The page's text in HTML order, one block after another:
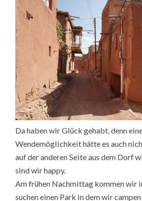
Da haben wir Glück gehabt, denn
Wendemöglichkeit hätte es auch
auf der anderen Seite aus dem Dorf
sind wir happy.
Am frühen Nachmittag kommen wir
suchen einen Park in dem wir